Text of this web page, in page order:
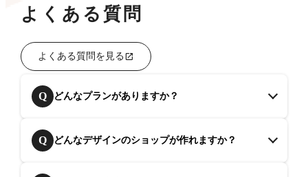
よくある質問
よくある質問を見る
Q どんなプランがありますか？
Q どんなデザインのショップが作れますか？